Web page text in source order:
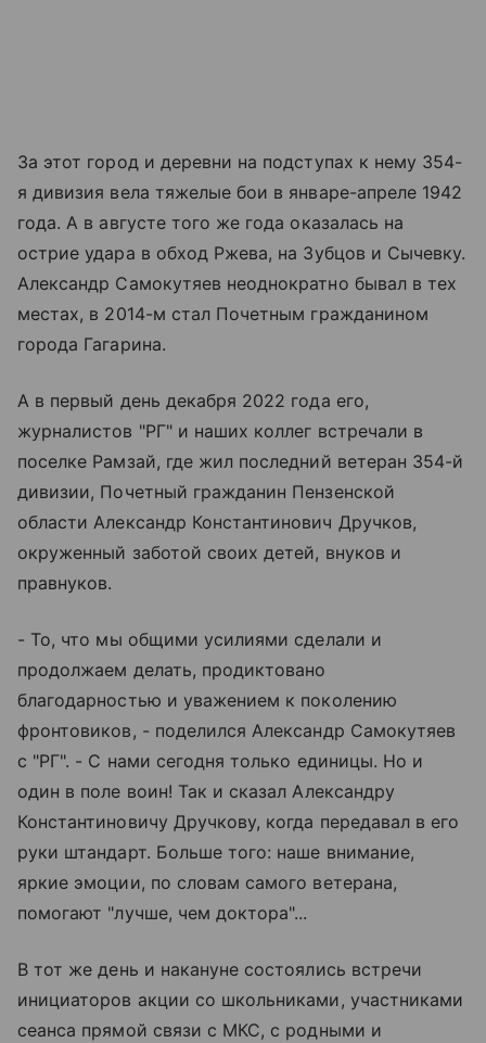
За этот город и деревни на подступах к нему 354-
я дивизия вела тяжелые бои в январе-апреле 1942
года. А в августе того же года оказалась на
острие удара в обход Ржева, на Зубцов и Сычевку.
Александр Самокутяев неоднократно бывал в тех
местах, в 2014-м стал Почетным гражданином
города Гагарина.
А в первый день декабря 2022 года его,
журналистов "РГ" и наших коллег встречали в
поселке Рамзай, где жил последний ветеран 354-й
дивизии, Почетный гражданин Пензенской
области Александр Константинович Дручков,
окруженный заботой своих детей, внуков и
правнуков.
- То, что мы общими усилиями сделали и
продолжаем делать, продиктовано
благодарностью и уважением к поколению
фронтовиков, - поделился Александр Самокутяев
с "РГ". - С нами сегодня только единицы. Но и
один в поле воин! Так и сказал Александру
Константиновичу Дручкову, когда передавал в его
руки штандарт. Больше того: наше внимание,
яркие эмоции, по словам самого ветерана,
помогают "лучше, чем доктора"...
В тот же день и накануне состоялись встречи
инициаторов акции со школьниками, участниками
сеанса прямой связи с МКС, с родными и